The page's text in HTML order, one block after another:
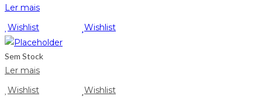
Ler mais
Wishlist
Wishlist
Sem Stock
Ler mais
Wishlist
Wishlist